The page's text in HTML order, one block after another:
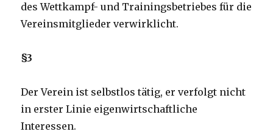
des Wettkampf- und Trainingsbetriebes für die
Vereinsmitglieder verwirklicht.
§3
Der Verein ist selbstlos tätig, er verfolgt nicht
in erster Linie eigenwirtschaftliche
Interessen.